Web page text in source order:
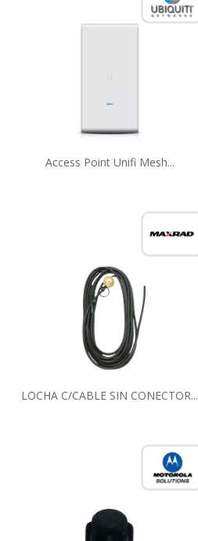
Access Point Unifi Mesh...
LOCHA C/CABLE SIN CONECTOR...